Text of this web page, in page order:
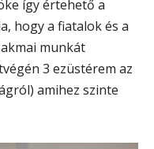
így értehető a
hogy a fiatalok és a
munkát
3 ezüstérem az
amihez szinte